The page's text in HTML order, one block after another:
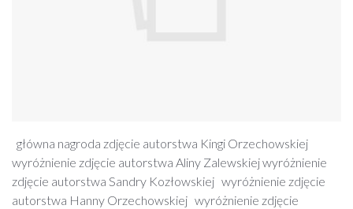
główna nagroda zdjęcie autorstwa Kingi Orzechowskiej
wyróżnienie zdjęcie autorstwa Aliny Zalewskiej wyróżnienie
zdjęcie autorstwa Sandry Kozłowskiej wyróżnienie zdjęcie
autorstwa Hanny Orzechowskiej wyróżnienie zdjęcie